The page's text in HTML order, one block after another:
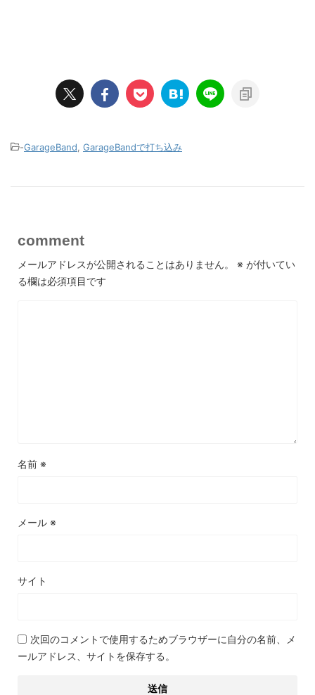
-GarageBand GarageBandで打ち込み
comment
メールアドレスが公開されることはありません。 ※ が付いてい
る欄は必須項目です
名前 ※
メール ※
サイト
次回のコメントで使用するためブラウザーに自分の名前、メ
ールアドレス、サイトを保存する。